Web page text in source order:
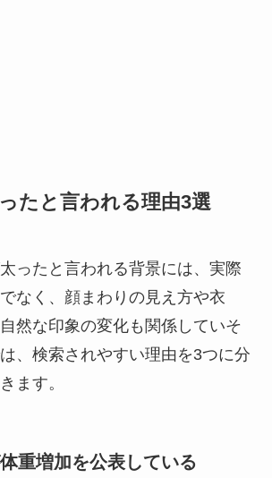
たと言われる理由3選
ったと言われる背景には、実際
なく、顔まわりの見え方や衣
然な印象の変化も関係していそ
、検索されやすい理由を3つに分
ます。
重増加を公表している